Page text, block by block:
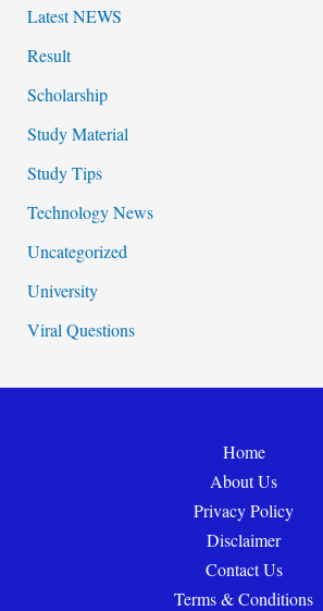
Latest NEWS
Result
Scholarship
Study Material
Study Tips
Technology News
Uncategorized
University
Viral Questions
Home
About Us
Privacy Policy
Disclaimer
Contact Us
Terms & Conditions